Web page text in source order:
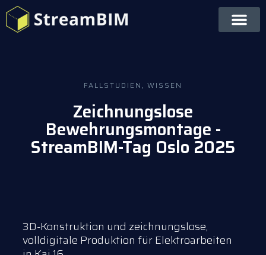
FALLSTUDIEN , WISSEN
Zeichnungslose
Bewehrungsmontage -
StreamBIM-Tag Oslo 2025
3D-Konstruktion und zeichnungslose,
volldigitale Produktion für Elektroarbeiten